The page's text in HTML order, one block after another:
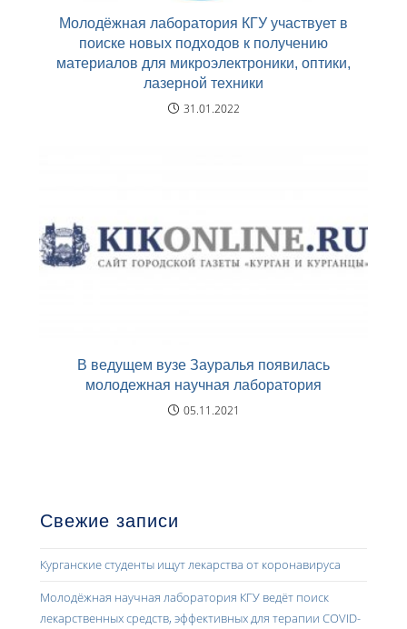
Молодёжная лаборатория КГУ участвует в
поиске новых подходов к получению
материалов для микроэлектроники, оптики,
лазерной техники
31.01.2022
В ведущем вузе Зауралья появилась
молодежная научная лаборатория
05.11.2021
Свежие записи
Курганские студенты ищут лекарства от коронавируса
Молодёжная научная лаборатория КГУ ведёт поиск
лекарственных средств, эффективных для терапии COVID-